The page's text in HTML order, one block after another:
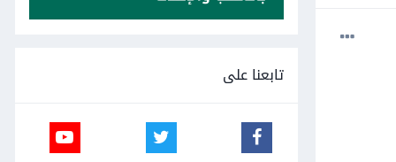
تابعنا على